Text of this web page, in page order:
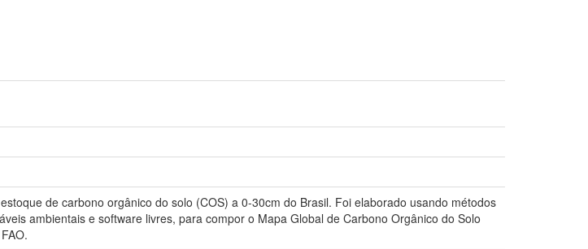
de carbono orgânico do solo (COS) a 0-30cm do Brasil. Foi elaborado usando métodos
ambientais e software livres, para compor o Mapa Global de Carbono Orgânico do Solo